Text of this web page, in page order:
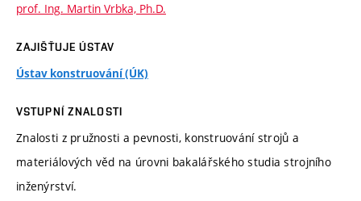
prof. Ing. Martin Vrbka, Ph.D.
ZAJIŠŤUJE ÚSTAV
Ústav konstruování (ÚK)
VSTUPNÍ ZNALOSTI
Znalosti z pružnosti a pevnosti, konstruování strojů a
materiálových věd na úrovni bakalářského studia strojního
inženýrství.